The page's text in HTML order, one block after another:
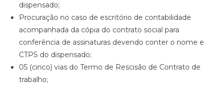
dispensado;
Procuração no caso de escritório de contabilidade
acompanhada da cópia do contrato social para
conferência de assinaturas devendo conter o nome e
CTPS do dispensado;
05 (cinco) vias do Termo de Rescisão de Contrato de
trabalho;